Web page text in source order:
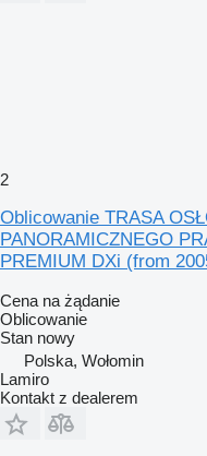
2
Oblicowanie TRASA
PANORAMICZNEGO
PREMIUM DXi (from
Cena na żądanie
Oblicowanie
Stan nowy
Polska, Wołomin
Lamiro
Kontakt z dealerem